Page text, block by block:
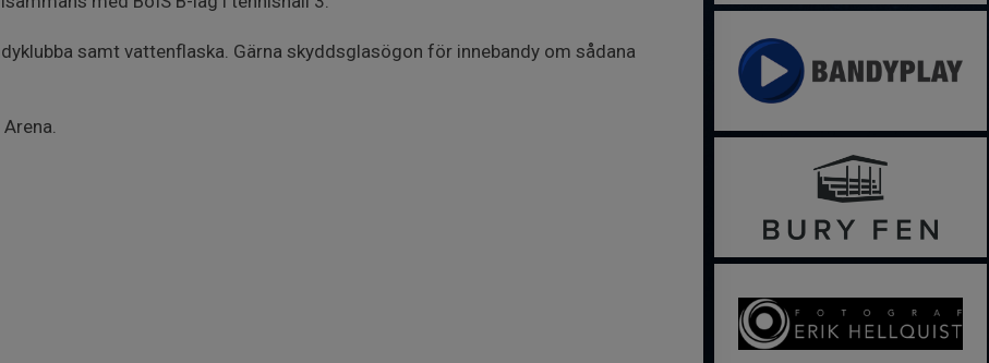
samt vattenflaska. Gärna skyddsglasögon för innebandy om sådana